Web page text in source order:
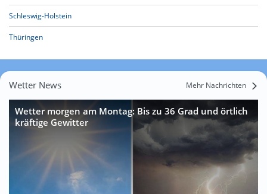
Schleswig-Holstein
Thüringen
Wetter News Mehr Nachrichten
Wetter morgen am Montag: Bis zu 36 Grad und örtlich
kräftige Gewitter